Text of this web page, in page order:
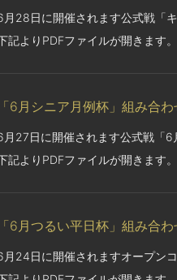
月28日に開催されます公式戦「
記よりPDFファイルが開きます。
「6月シニア月例杯」組み合わ
月27日に開催されます公式戦「6
記よりPDFファイルが開きます。
「6月つるい平日杯」組み合わ
月24日に開催されますオープン